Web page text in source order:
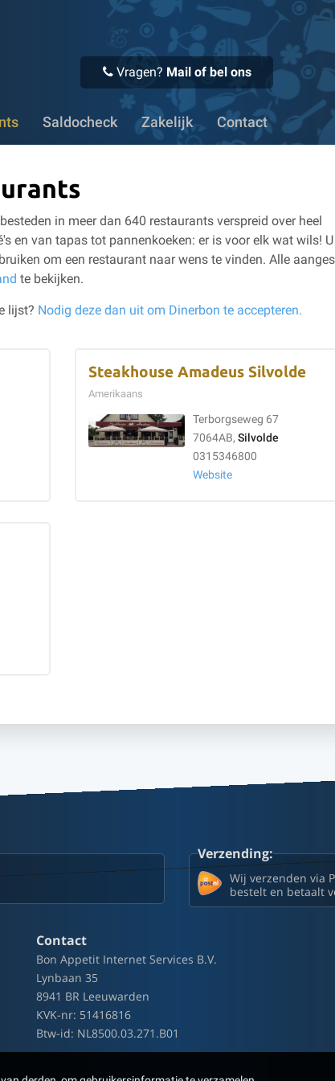
Vragen? Mail of bel ons
Saldocheck Zakelijk Contact
Voor 16:00 uur besteld, vandaag verstuurd ✔ Meer
in meer dan 640 restaurants verspreid over heel
en van tapas tot pannenkoeken: er is voor elk wat wils!
om een restaurant naar wens te vinden. Alle
te bekijken.
lijst? Nodig deze dan uit om Dinerbon te accepteren.
Steakhouse Amadeus Silvolde
Amerikaans
Terborgseweg 67
7064AB, Silvolde
0315346800
Website
Verzending:
Wij verzenden via
bestelt en betaalt
Contact
Bon Appetit Internet Services B.V.
Lynbaan 35
8941 BR Leeuwarden
KVK-nr: 51416816
Btw-id: NL8500.03.271.B01